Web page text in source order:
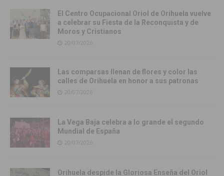
El Centro Ocupacional Oriol de Orihuela vuelve
a celebrar su Fiesta de la Reconquista y de
Moros y Cristianos
20/07/2026
Las comparsas llenan de flores y color las
calles de Orihuela en honor a sus patronas
20/07/2026
La Vega Baja celebra a lo grande el segundo
Mundial de España
20/07/2026
Orihuela despide la Gloriosa Enseña del Oriol